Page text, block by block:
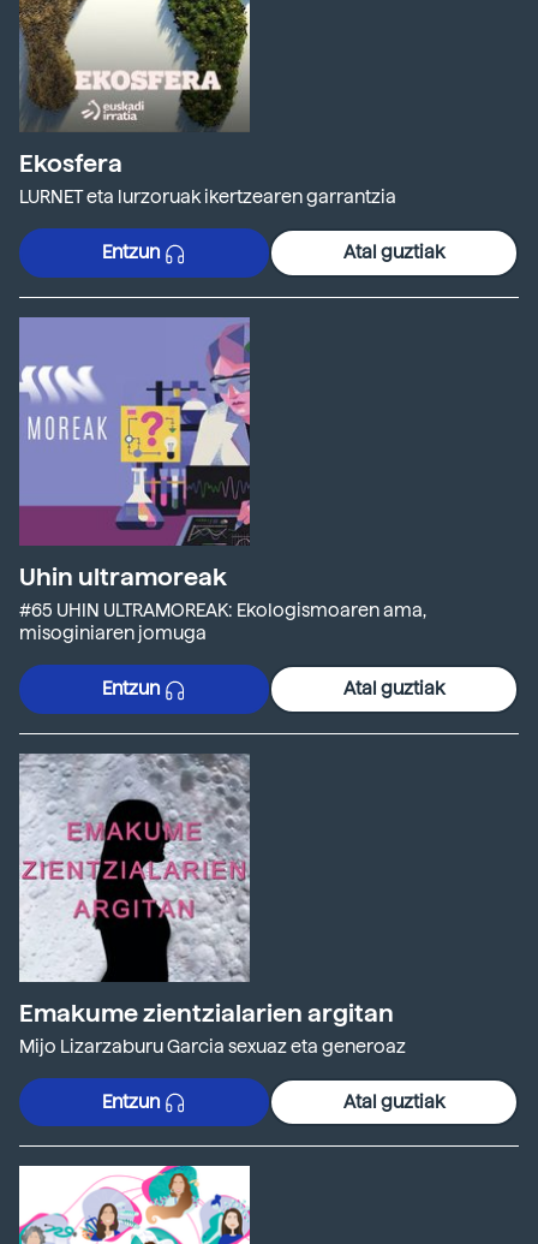
Ekosfera
LURNET eta lurzoruak ikertzearen garrantzia
Entzun Atal guztiak
Uhin ultramoreak
#65 UHIN ULTRAMOREAK: Ekologismoaren ama,
misoginiaren jomuga
Entzun Atal guztiak
Emakume zientzialarien argitan
Mijo Lizarzaburu Garcia sexuaz eta generoaz
Entzun Atal guztiak